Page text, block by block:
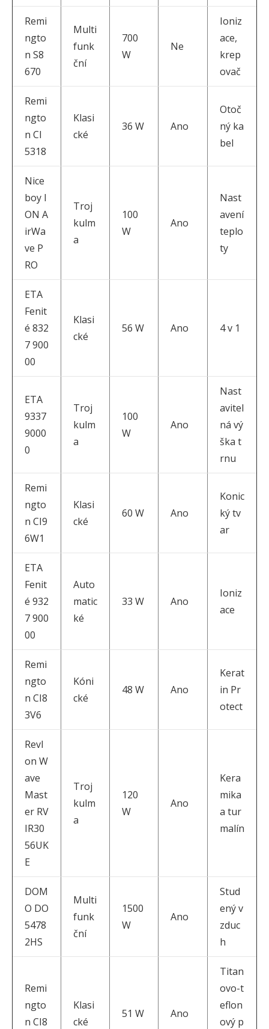
Remi
ngto
n S8
670
Multi
funk
ční
700
W
Ne
Ioniz
ace,
krep
ovač
Remi
ngto
n CI
5318
Klasi
cké
36 W Ano
Otoč
ný ka
bel
Nice
boy I
ON A
irWa
ve P
RO
Troj
kulm
a
100
W
Ano
Nast
avení
teplo
ty
ETA
Fenit
é 832
7 900
00
Klasi
cké
56 W Ano 4 v 1
ETA
9337
9000
0
Troj
kulm
a
100
W
Ano
Nast
avitel
ná vý
ška t
rnu
Remi
ngto
n CI9
6W1
Klasi
cké
60 W Ano
Konic
ký tv
ar
ETA
Fenit
é 932
7 900
00
Auto
matic
ké
33 W Ano
Ioniz
ace
Remi
ngto
n CI8
3V6
Kóni
cké
48 W Ano
Kerat
in Pr
otect
Revl
on W
ave
Mast
er RV
IR30
56UK
E
Troj
kulm
a
120
W
Ano
Kera
mika
a tur
malín
DOM
O DO
5478
2HS
Multi
funk
ční
1500
W
Ano
Stud
ený v
zduc
h
Remi
ngto
n CI8
Klasi
cké
51 W Ano
Titan
ovo-t
eflon
ový p